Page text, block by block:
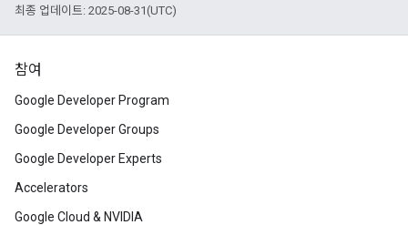
최종 업데이트: 2025-08-31(UTC)
참여
Google Developer Program
Google Developer Groups
Google Developer Experts
Accelerators
Google Cloud & NVIDIA